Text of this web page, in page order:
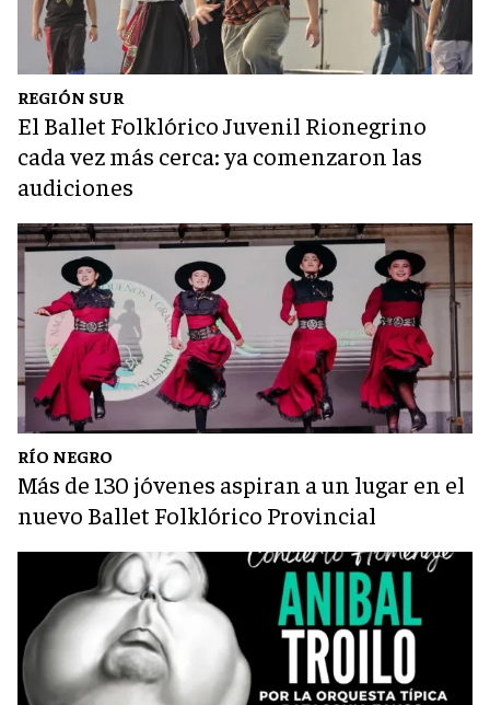
REGIÓN SUR
El Ballet Folklórico Juvenil Rionegrino
cada vez más cerca: ya comenzaron las
audiciones
RÍO NEGRO
Más de 130 jóvenes aspiran a un lugar en el
nuevo Ballet Folklórico Provincial